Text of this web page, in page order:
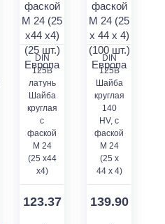
DIN
125В
латунь
Шайба
круглая
с
фаской
М 24
(25 x44
x4)
123.37
DIN
125В
Шайба
круглая
140
HV, с
фаской
М 24
(25 x
44 x 4)
139.90